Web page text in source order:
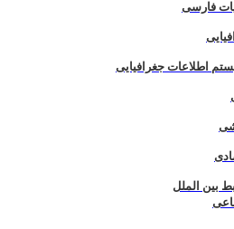
فارسی
اطلاعات جغرافیایی
بین الملل